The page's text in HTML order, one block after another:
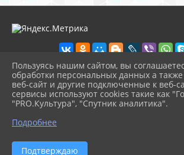
2026 г. nolinsk-museum.ru
Вход
Карта сайта
Политика обработки персональных данных
Сделано на KubCMS
Разработка и поддержка
Пользуясь нашим сайтом, вы
обработки персональных данных а
веб-сайт и другие подключенные к веб-
сервисы используют cookies такие как
"PRO.Культура", "Спутник аналитика".
Подробнее
Подтверждаю